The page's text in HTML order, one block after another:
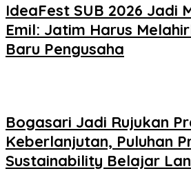
IdeaFest SUB 2026 Jadi
Emil: Jatim Harus
Baru Pengusaha
Bogasari Jadi Rujukan
Keberlanjutan, Puluhan
Sustainability Belajar